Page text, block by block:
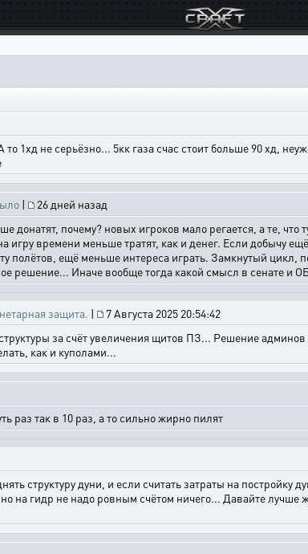
1хд не серьёзно... 5кк газа счас стоит больше 90 хд,
| 26 дней назад
почему? новых игроков мало регается, а те, что
времени меньше тратят, как и денег. Если добычу
полётов, ещё меньше интереса играть. Замкнутый цикл,
решение... Иначе вообще тогда какой смысл в сенате и
защита. | 7 Августа 2025 20:54:42
за счёт увеличения щитов ПЗ... Решение
как и куполами...
раз так в 10 раз, а то сильно жирно пилят
структуру дуни, и если считать затраты на
но на гидр не надо ровным счётом ничего... Давайте